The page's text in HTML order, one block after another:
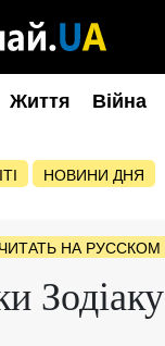
Життя Війна
НОВИНИ ДНЯ
ЧИТАТЬ НА РУССКОМ
Зодіаку